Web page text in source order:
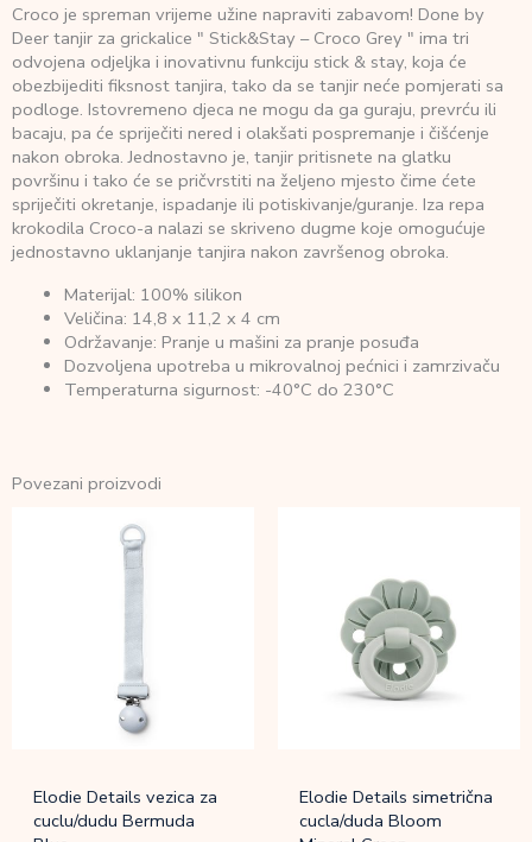
Croco je spreman vrijeme užine napraviti zabavom! Done by
Deer tanjir za grickalice " Stick&Stay – Croco Grey " ima tri
odvojena odjeljka i inovativnu funkciju stick & stay, koja će
obezbijediti fiksnost tanjira, tako da se tanjir neće pomjerati sa
podloge. Istovremeno djeca ne mogu da ga guraju, prevrću ili
bacaju, pa će spriječiti nered i olakšati pospremanje i čišćenje
nakon obroka. Jednostavno je, tanjir pritisnete na glatku
površinu i tako će se pričvrstiti na željeno mjesto čime ćete
spriječiti okretanje, ispadanje ili potiskivanje/guranje. Iza repa
krokodila Croco-a nalazi se skriveno dugme koje omogućuje
jednostavno uklanjanje tanjira nakon završenog obroka.
Materijal: 100% silikon
Veličina: 14,8 x 11,2 x 4 cm
Održavanje: Pranje u mašini za pranje posuđa
Dozvoljena upotreba u mikrovalnoj pećnici i zamrzivaču
Temperaturna sigurnost: -40°C do 230°C
Povezani proizvodi
Elodie Details vezica za
cuclu/dudu Bermuda
Elodie Details simetrična
cucla/duda Bloom